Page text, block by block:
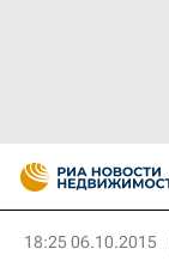
18:25 06.10.2015